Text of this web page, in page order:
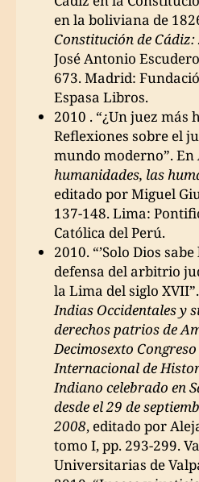
en la boliviana de
Constitución de Cádiz:
José Antonio
673. Madrid:
Espasa Libros.
2010 . “¿Un juez más
Reflexiones sobre el
mundo moderno”. En
humanidades, las
editado por Miguel
137-148. Lima:
Católica del Perú.
2010. “’Solo Dios
defensa del arbitrio
la Lima del siglo
Indias Occidentales y
derechos patrios de
Decimosexto
Internacional de
Indiano celebrado en
desde el 29 de
2008, editado por
tomo I, pp. 293-299.
Universitarias de